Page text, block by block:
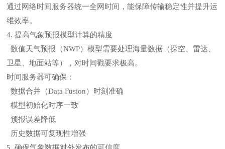
通过网络时间服务器统一全网时间，能保障传输稳定性并提升运
维效率。
4. 提高气象预报模型计算的精度
数值天气预报（NWP）模型需要处理海量数据（探空、雷达、
卫星、地面站等），对时间戳要求极高。
时间服务器可确保：
数据合并（Data Fusion）时刻准确
模型初始化时序一致
预报误差降低
历史数据可复现性增强